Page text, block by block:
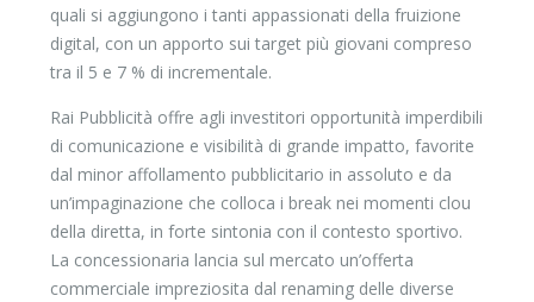
quali si aggiungono i tanti appassionati della fruizione
digital, con un apporto sui target più giovani compreso
tra il 5 e 7 % di incrementale.
Rai Pubblicità offre agli investitori opportunità imperdibili
di comunicazione e visibilità di grande impatto, favorite
dal minor affollamento pubblicitario in assoluto e da
un’impaginazione che colloca i break nei momenti clou
della diretta, in forte sintonia con il contesto sportivo.
La concessionaria lancia sul mercato un’offerta
commerciale impreziosita dal renaming delle diverse